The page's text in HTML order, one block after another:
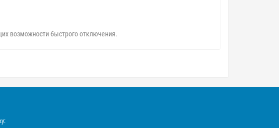
возможности быстрого отключения.